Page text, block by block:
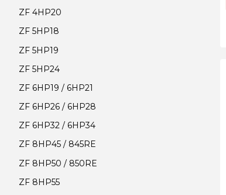
ZF 4HP20
ZF 5HP18
ZF 5HP19
ZF 5HP24
ZF 6HP19 / 6HP21
ZF 6HP26 / 6HP28
ZF 6HP32 / 6HP34
ZF 8HP45 / 845RE
ZF 8HP50 / 850RE
ZF 8HP55